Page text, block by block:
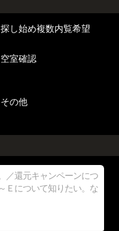
探し始め複数内覧希望
空室確認
その他